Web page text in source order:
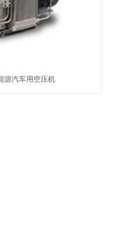
源汽车用空压机